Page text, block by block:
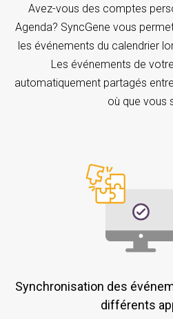
Avez-vous des comptes
Agenda? SyncGene vous
les événements du calendrier
Les événements de
automatiquement partagés
où que vous
Synchronisation des événements de calendrier sur
différents